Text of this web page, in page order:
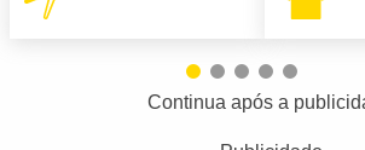
Continua após a